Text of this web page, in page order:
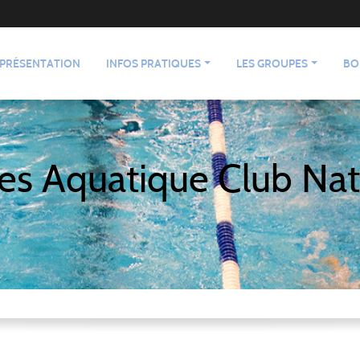
PRÉSENTATION INFOS PRATIQUES LES GROUPES
Aquatique Club